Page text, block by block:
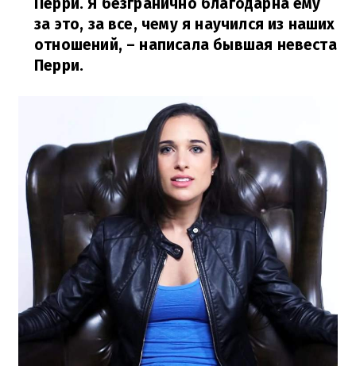
Перри. Я безгранично благодарна ему
за это, за все, чему я научился из наших
отношений, – написала бывшая невеста
Перри.